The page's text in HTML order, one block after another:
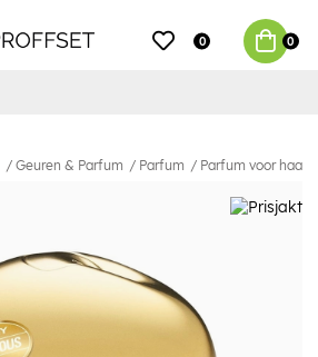
0 0
Geuren & Parfum Parfum Parfum voor haar